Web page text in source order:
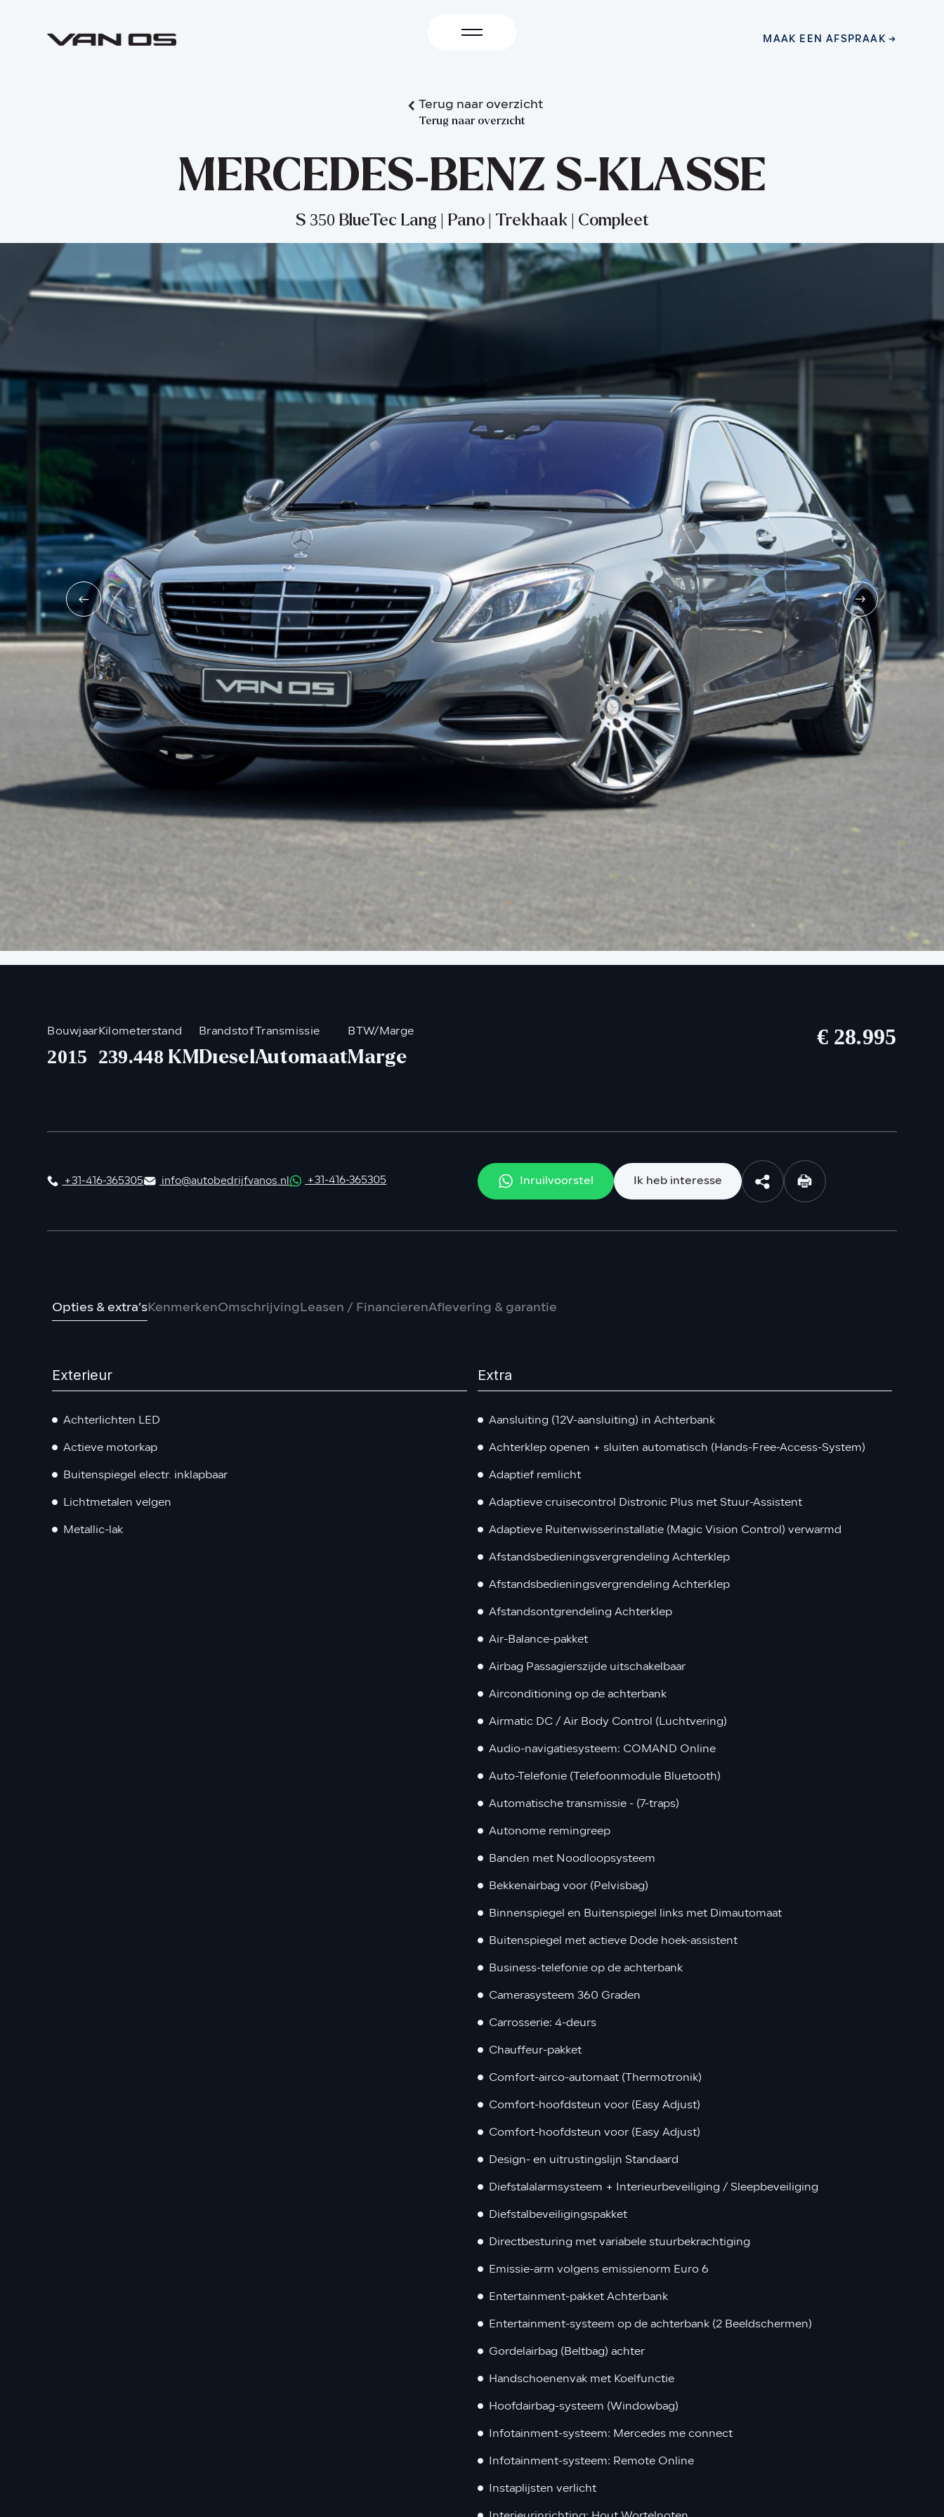
MAAK EEN AFSPRAAK
MAAK EEN AFSPRAAK
Terug naar overzicht
Terug naar overzicht
MERCEDES-BENZ S-KLASSE
S 350 BlueTec Lang | Pano | Trekhaak | Compleet
Bouwjaar
2015
Kilometerstand
239.448 KM
Brandstof
Diesel
Transmissie
Automaat
BTW/Marge
Marge
€ 28.995
+31-416-365305 info@autobedrijfvanos.nl +31-416-365305 Inruilvoorstel Ik heb interesse
Opties & extra’sKenmerkenOmschrijvingLeasen / FinancierenAflevering & garantie
Exterieur
Achterlichten LED
Actieve motorkap
Buitenspiegel electr. inklapbaar
Lichtmetalen velgen
Metallic-lak
Extra
Aansluiting (12V-aansluiting) in Achterbank
Achterklep openen + sluiten automatisch (Hands-Free-Access-System)
Adaptief remlicht
Adaptieve cruisecontrol Distronic Plus met Stuur-Assistent
Adaptieve Ruitenwisserinstallatie (Magic Vision Control) verwarmd
Afstandsbedieningsvergrendeling Achterklep
Afstandsbedieningsvergrendeling Achterklep
Afstandsontgrendeling Achterklep
Air-Balance-pakket
Airbag Passagierszijde uitschakelbaar
Airconditioning op de achterbank
Airmatic DC / Air Body Control (Luchtvering)
Audio-navigatiesysteem: COMAND Online
Auto-Telefonie (Telefoonmodule Bluetooth)
Automatische transmissie - (7-traps)
Autonome remingreep
Banden met Noodloopsysteem
Bekkenairbag voor (Pelvisbag)
Binnenspiegel en Buitenspiegel links met Dimautomaat
Buitenspiegel met actieve Dode hoek-assistent
Business-telefonie op de achterbank
Camerasysteem 360 Graden
Carrosserie: 4-deurs
Chauffeur-pakket
Comfort-airco-automaat (Thermotronik)
Comfort-hoofdsteun voor (Easy Adjust)
Comfort-hoofdsteun voor (Easy Adjust)
Design- en uitrustingslijn Standaard
Diefstalalarmsysteem + Interieurbeveiliging / Sleepbeveiliging
Diefstalbeveiligingspakket
Directbesturing met variabele stuurbekrachtiging
Emissie-arm volgens emissienorm Euro 6
Entertainment-pakket Achterbank
Entertainment-systeem op de achterbank (2 Beeldschermen)
Gordelairbag (Beltbag) achter
Handschoenenvak met Koelfunctie
Hoofdairbag-systeem (Windowbag)
Infotainment-systeem: Mercedes me connect
Infotainment-systeem: Remote Online
Instaplijsten verlicht